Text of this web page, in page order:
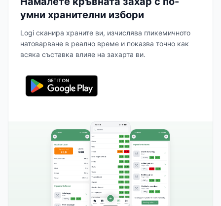
умни хранителни избори
Logi сканира храните ви, изчислява гликемичното
натоварване в реално време и показва точно как
всяка съставка влияе на захарта ви.